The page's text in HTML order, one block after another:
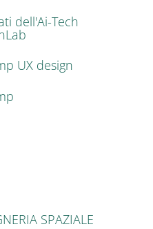
dell'Ai-Tech
UX design
SPAZIALE